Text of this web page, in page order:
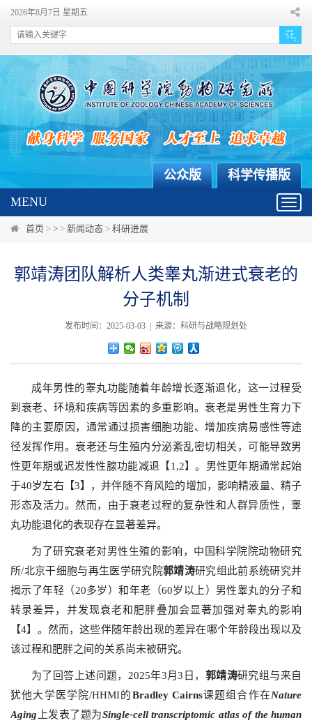
2026年8月7日 星期五
科学传播版
公众版
MENU
首页 > > > 新闻动态 > 科研进展
郭靖涛团队解析人类睾丸渐进式衰老的
分子机制
发布时间：2025-03-03 | 来源：科研与战略规划处
成年男性的睾丸功能随着年龄增长逐渐退化，这一过程受
到衰老、环境和疾病等因素的多重影响。衰老是男性生育力下
降的主要原因，通常通过损害细胞功能、增加疾病易感性等途
径发挥作用。衰老还与生殖内分泌紊乱密切相关，可能导致男
性更年期或迟发性性腺功能减退【1,2】。男性更年期通常起始
于40岁左右【3】，并伴随不育风险的增加，影响精液量、精子
形态及活力。然而，由于衰老过程的复杂性和人群异质性，睾
丸功能退化的表现存在显著差异。
为了研究衰老对男性生殖的影响，中国科学院院动物研究
所/北京干细胞与再生医学研究院郭靖涛研究组此前系统研究并
揭示了年轻（20多岁）和年老（60岁以上）男性睾丸的分子和
转录差异，并发现衰老和肥胖叠加会显著加强对睾丸的影响
【4】。然而，这些伴随年龄出现的差异在哪个年龄段出现以及
该过程和肥胖之间的关系尚未被研究。
为了回答上述问题，2025年3月3日， 郭靖涛研究组与来自
犹他大学医学院/HHMI的Bradley Cairns课题组合作在Nature
Aging 上发表了题为Single-cell transcriptomic atlas of the human